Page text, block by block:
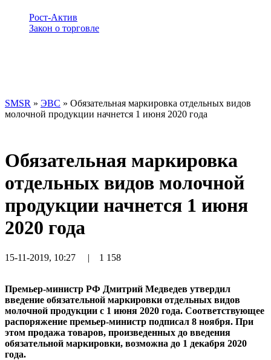
Рост-Актив
Закон о торговле
SMSR » ЭВС » Обязательная маркировка отдельных видов
молочной продукции начнется 1 июня 2020 года
Обязательная маркировка
отдельных видов молочной
продукции начнется 1 июня
2020 года
15-11-2019, 10:27 | 1 158
Премьер-министр РФ Дмитрий Медведев утвердил
введение обязательной маркировки отдельных видов
молочной продукции с 1 июня 2020 года. Соответствующее
распоряжение премьер-министр подписал 8 ноября. При
этом продажа товаров, произведенных до введения
обязательной маркировки, возможна до 1 декабря 2020
года.